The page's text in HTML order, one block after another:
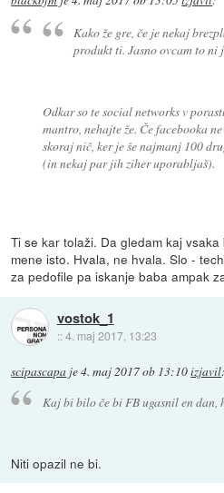
Kako že gre, če je nekaj
produkt ti. Jasno ovcam to ni
Odkar so te social networks v
mantro, nehajte že. Če facebooka
skoraj nič, ker je še najmanj 100
(in nekaj par jih ziher uporabljaš).
Ti se kar tolaži. Da gledam kaj
mene isto. Hvala, ne hvala. Slo -
za pedofile pa iskanje baba ampak
vostok_1
::4. maj 2017, 13:23
scipascapa je4. maj 2017 ob 13:10izjavil:
Kaj bi bilo če bi FB ugasnil en dan,
Niti opazil ne bi.